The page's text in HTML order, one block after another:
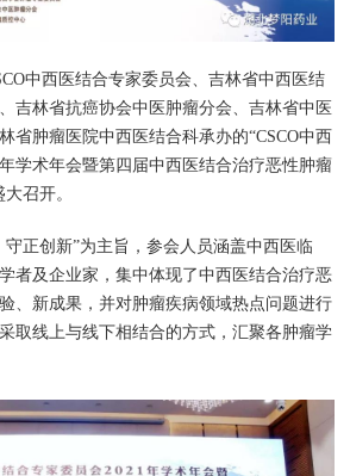
中西医结合专家委员会、吉林省中西医结
吉林省抗癌协会中医肿瘤分会、吉林省中医
省肿瘤医院中西医结合科承办的“CSCO中西
学术年会暨第四届中西医结合治疗恶性肿瘤
召开。
正创新”为主旨，参会人员涵盖中西医临
者及企业家，集中体现了中西医结合治疗恶
、新成果，并对肿瘤疾病领域热点问题进行
取线上与线下相结合的方式，汇聚各肿瘤学